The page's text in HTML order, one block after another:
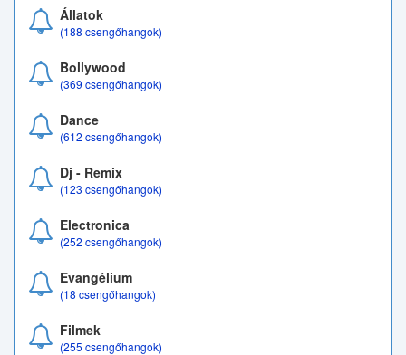
Állatok
(188 csengőhangok)
Bollywood
(369 csengőhangok)
Dance
(612 csengőhangok)
Dj - Remix
(123 csengőhangok)
Electronica
(252 csengőhangok)
Evangélium
(18 csengőhangok)
Filmek
(255 csengőhangok)